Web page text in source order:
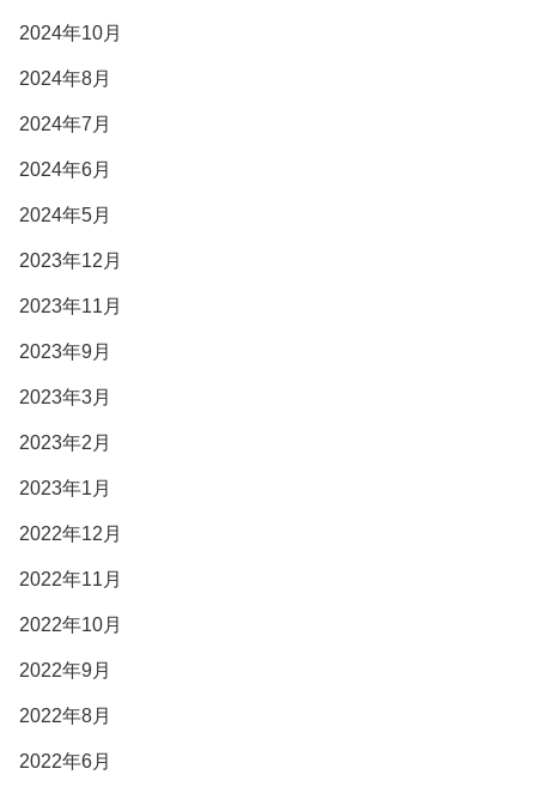
2024年10月
2024年8月
2024年7月
2024年6月
2024年5月
2023年12月
2023年11月
2023年9月
2023年3月
2023年2月
2023年1月
2022年12月
2022年11月
2022年10月
2022年9月
2022年8月
2022年6月